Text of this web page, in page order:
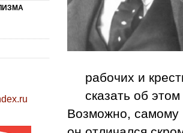
рабочих и
сказать об
Возможно, самому